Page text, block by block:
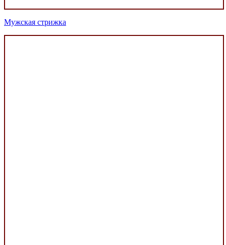
Мужская стрижка